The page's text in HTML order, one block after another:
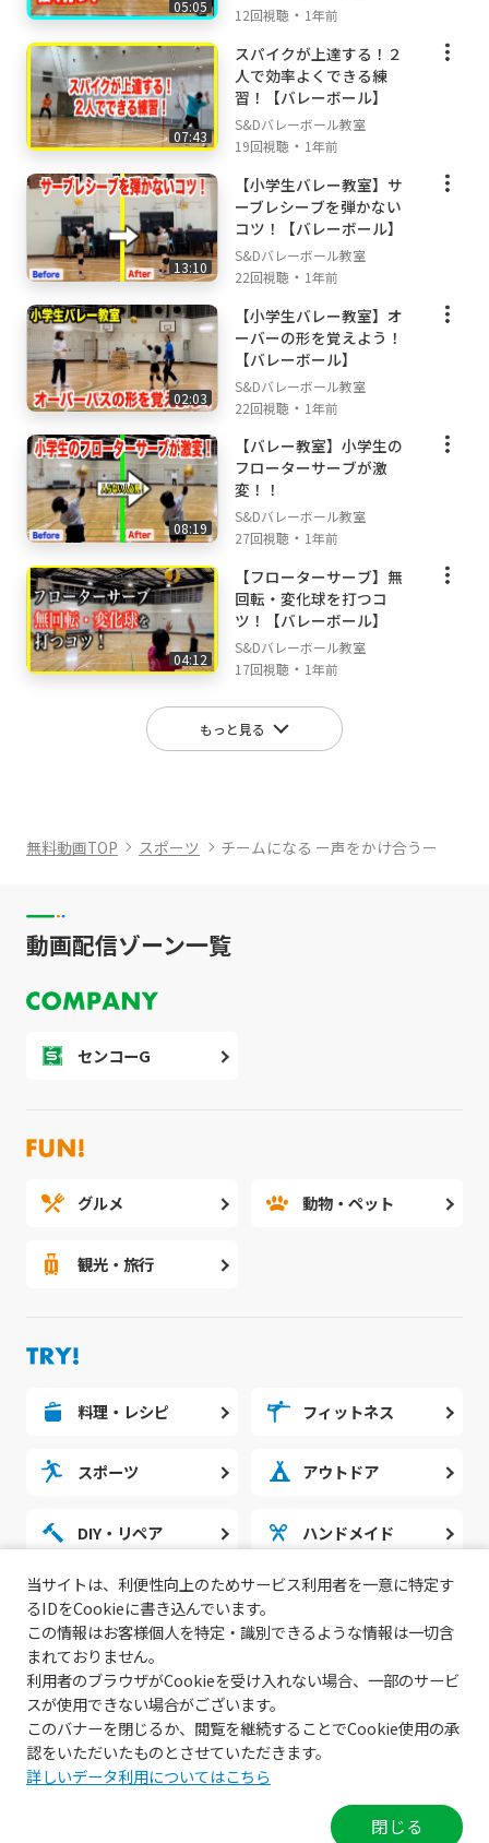
05:05
12回視聴 ・ 1年前
07:43
スパイクが上達する！２
人で効率よくできる練
習！【バレーボール】
S&Dバレーボール教室
19回視聴 ・ 1年前
13:10
【小学生バレー教室】サ
ーブレシーブを弾かない
コツ！【バレーボール】
S&Dバレーボール教室
22回視聴 ・ 1年前
02:03
【小学生バレー教室】オ
ーバーの形を覚えよう！
【バレーボール】
S&Dバレーボール教室
22回視聴 ・ 1年前
08:19
【バレー教室】小学生の
フローターサーブが激
変！！
S&Dバレーボール教室
27回視聴 ・ 1年前
04:12
【フローターサーブ】無
回転・変化球を打つコ
ツ！【バレーボール】
S&Dバレーボール教室
17回視聴 ・ 1年前
もっと見る
無料動画TOP スポーツ チームになる ー声をかけ合うー
動画配信ゾーン一覧
センコーG
グルメ 動物・ペット
観光・旅行
料理・レシピ フィットネス
スポーツ アウトドア
DIY・リペア ハンドメイド
勉強・スタディ ノウハウ
© 2022 無料動画サイトGoody!TV.
当サイトは、利便性向上のためサービス利用者を一意に特定す
るIDをCookieに書き込んでいます。
この情報はお客様個人を特定・識別できるような情報は一切含
まれておりません。
利用者のブラウザがCookieを受け入れない場合、一部のサービ
スが使用できない場合がございます。
このバナーを閉じるか、閲覧を継続することでCookie使用の承
認をいただいたものとさせていただきます。
詳しいデータ利用についてはこちら
閉じる